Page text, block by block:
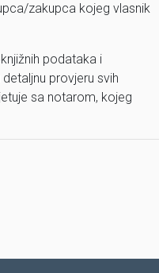
zakupca kojeg vlasnik
podataka i
provjeru svih
sa notarom, kojeg